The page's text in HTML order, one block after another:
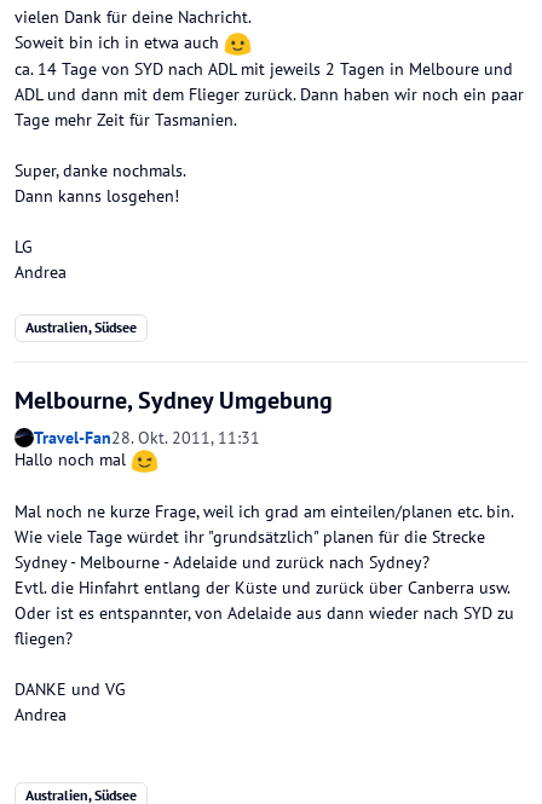
vielen Dank für deine Nachricht.
Soweit bin ich in etwa auch
ca. 14 Tage von SYD nach ADL mit jeweils 2 Tagen in Melboure und
ADL und dann mit dem Flieger zurück. Dann haben wir noch ein paar
Tage mehr Zeit für Tasmanien.
Super, danke nochmals.
Dann kanns losgehen!
LG
Andrea
Australien, Südsee
Melbourne, Sydney Umgebung
Travel-Fan28. Okt. 2011, 11:31
Hallo noch mal
Mal noch ne kurze Frage, weil ich grad am einteilen/planen etc. bin.
Wie viele Tage würdet ihr "grundsätzlich" planen für die Strecke
Sydney - Melbourne - Adelaide und zurück nach Sydney?
Evtl. die Hinfahrt entlang der Küste und zurück über Canberra usw.
Oder ist es entspannter, von Adelaide aus dann wieder nach SYD zu
fliegen?
DANKE und VG
Andrea
Australien, Südsee